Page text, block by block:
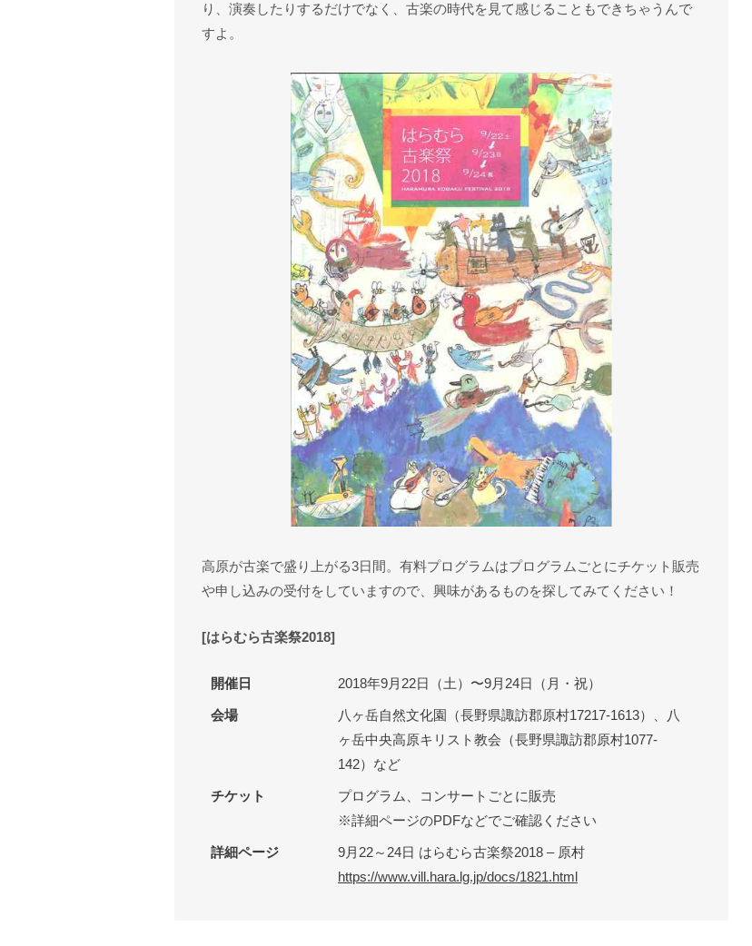
り、演奏したりするだけでなく、古楽の時代を見て感じることもできちゃうんで
すよ。
高原が古楽で盛り上がる3日間。有料プログラムはプログラムごとにチケット販売
や申し込みの受付をしていますので、興味があるものを探してみてください！
[はらむら古楽祭2018]
開催日 2018年9月22日（土）〜9月24日（月・祝）
会場
八ヶ岳自然文化園（長野県諏訪郡原村17217-1613）、八
ヶ岳中央高原キリスト教会（長野県諏訪郡原村1077-
142）など
チケット
プログラム、コンサートごとに販売
※詳細ページのPDFなどでご確認ください
詳細ページ
9月22～24日 はらむら古楽祭2018 – 原村
https://www.vill.hara.lg.jp/docs/1821.html